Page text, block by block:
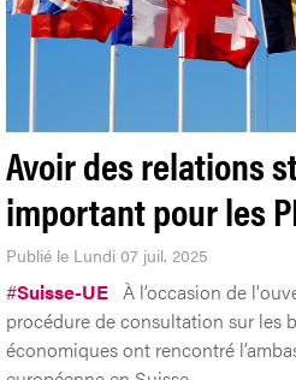
Avoir des relations
important pour les
Publié le Lundi 07 juil. 2025
#Suisse-UE À l’occasion de
procédure de consultation sur les
économiques ont rencontré